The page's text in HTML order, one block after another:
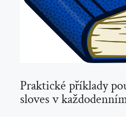
Praktické příklady
sloves v⁣